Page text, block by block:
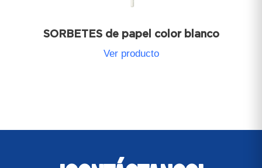
SORBETES de papel color blanco
Ver producto